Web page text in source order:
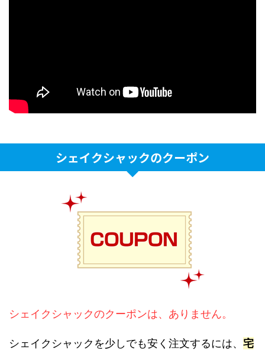
シェイクシャックのクーポン
シェイクシャックのクーポンは、ありません。
シェイクシャックを少しでも安く注文するには、 宅